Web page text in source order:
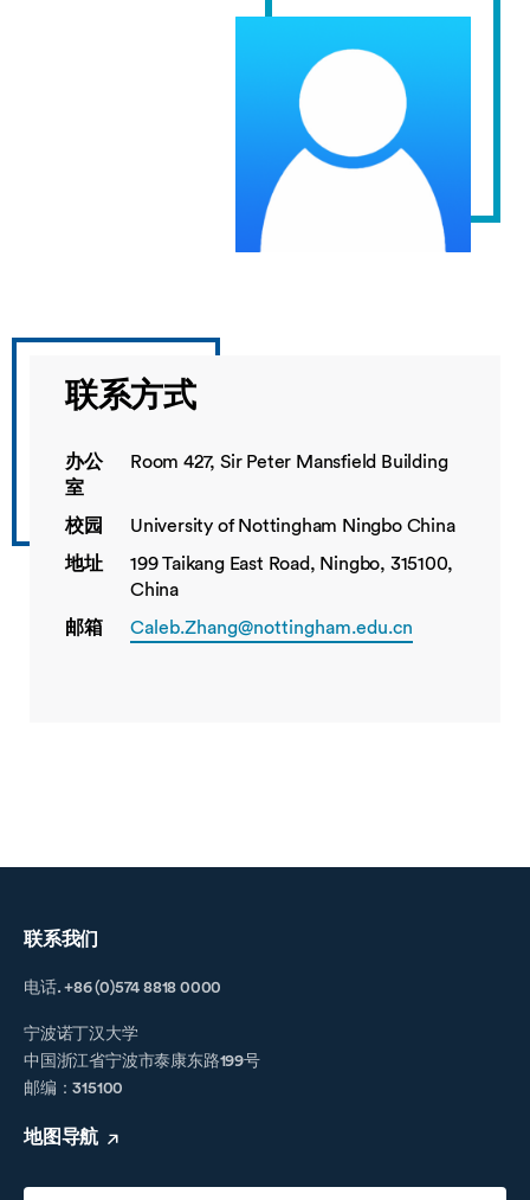
联系方式
办公
室
Room 427, Sir Peter Mansfield Building
校园
University of Nottingham Ningbo China
地址
199 Taikang East Road, Ningbo, 315100,
China
邮箱
Caleb.Zhang@nottingham.edu.cn
联系我们
电话. +86 (0)574 8818 0000
宁波诺丁汉大学
中国浙江省宁波市泰康东路199号
邮编：315100
地图导航